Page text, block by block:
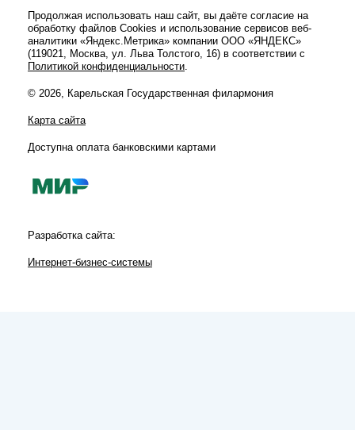
Продолжая использовать наш сайт, вы даёте согласие на
обработку файлов Cookies и использование сервисов веб-
аналитики «Яндекс.Метрика» компании ООО «ЯНДЕКС»
(119021, Москва, ул. Льва Толстого, 16) в соответствии с
Политикой конфиденциальности.
© 2026, Карельская Государственная филармония
Карта сайта
Доступна оплата банковскими картами
Разработка сайта:
Интернет-бизнес-системы